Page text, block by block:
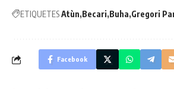
ETIQUETESAtùn Becari Buha Gregori
Facebook